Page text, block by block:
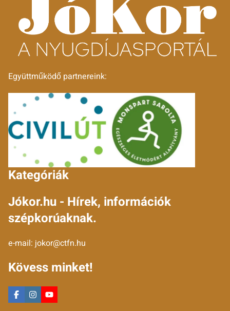
Együttműködő partnereink:
Kategóriák
Jókor.hu - Hírek, információk
szépkorúaknak.
e-mail: jokor@ctfn.hu
Kövess minket!